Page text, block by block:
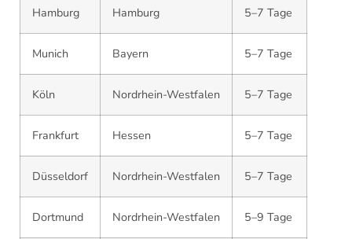
Hamburg Hamburg 5–7 Tage
Munich Bayern 5–7 Tage
Köln Nordrhein-Westfalen 5–7 Tage
Frankfurt Hessen 5–7 Tage
Düsseldorf Nordrhein-Westfalen 5–7 Tage
Dortmund Nordrhein-Westfalen 5–9 Tage